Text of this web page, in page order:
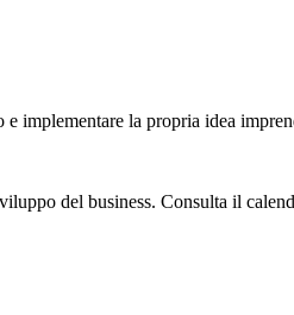
implementare la propria idea
del business. Consulta il